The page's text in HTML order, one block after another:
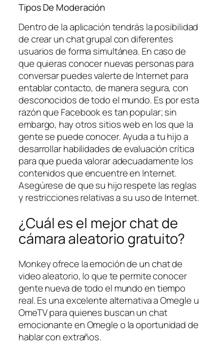
Tipos De Moderación
Dentro de la aplicación tendrás la posibilidad
de crear un chat grupal con diferentes
usuarios de forma simultánea. En caso de
que quieras conocer nuevas personas para
conversar puedes valerte de Internet para
entablar contacto, de manera segura, con
desconocidos de todo el mundo. Es por esta
razón que Facebook es tan popular; sin
embargo, hay otros sitios web en los que la
gente se puede conocer. Ayuda a tu hijo a
desarrollar habilidades de evaluación crítica
para que pueda valorar adecuadamente los
contenidos que encuentre en Internet.
Asegúrese de que su hijo respete las reglas
y restricciones relativas a su uso de Internet.
¿Cuál es el mejor chat de
cámara aleatorio gratuito?
Monkey ofrece la emoción de un chat de
video aleatorio, lo que te permite conocer
gente nueva de todo el mundo en tiempo
real. Es una excelente alternativa a Omegle u
OmeTV para quienes buscan un chat
emocionante en Omegle o la oportunidad de
hablar con extraños.